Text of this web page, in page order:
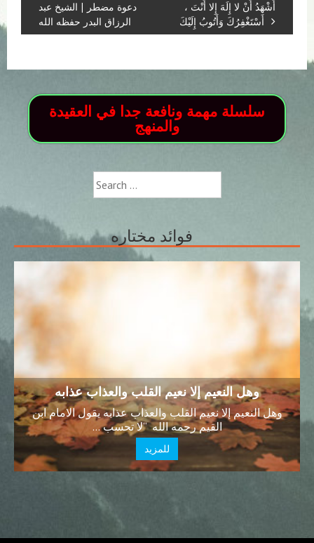
دعوة مضطر | الشيخ عبد
الرزاق البدر حفظه الله
أَشْهَدُ أَنْ لا إِلَهَ إِلا أَنْتَ ،
أَسْتَغْفِرُكَ وَأَتُوبُ إِلَيْكَ
سلسلة مهمة ونافعة جدا في العقيدة
والمنهج
Search
for:
فوائد مختاره
وهل النعيم إلا نعيم القلب والعذاب عذابه
وهل النعيم إلا نعيم القلب والعذاب عذابه يقول الامام ابن
القيم رحمه الله “لا تحسب …
للمزيد